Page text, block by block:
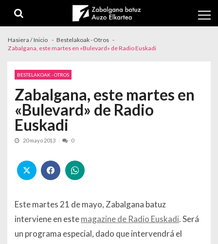
Hasiera / Inicio
Bestelakoak - Otros
Zabalgana, este martes en «Bulevard» de Radio Euskadi
BESTELAKOAK - OTROS
Zabalgana, este martes en
«Bulevard» de Radio
Euskadi
20 mayo 2013 0
Este martes 21 de mayo, Zabalgana batuz
interviene en estemagazine de Radio Euskadi. Será
un programa especial, dado que intervendrá el